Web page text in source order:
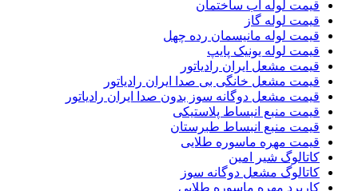
قیمت لوله آب ساختمان
قیمت لوله گاز
قیمت لوله مانیسمان رده چهل
قیمت لوله یونیک پایپ
قیمت مشعل ایران رادیاتور
قیمت مشعل خانگی بی صدا ایران رادیاتور
قیمت مشعل دوگانه سوز بدون صدا ایران رادیاتور
قیمت منبع انبساط پلاستیکی
قیمت منبع انبساط طبرستان
قیمت مهره ماسوره طلایی
کاتالوگ شیر امین
کاتالوگ مشعل دوگانه سوز
کاربرد مهره ماسوره طلایی